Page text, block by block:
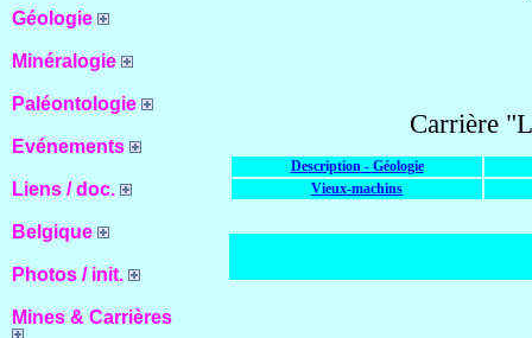
Géologie
Minéralogie
Paléontologie
Evénements
Liens / doc.
Belgique
Photos / init.
Mines & Carrières
Carrière
Description - Géologie
Vieux-machins